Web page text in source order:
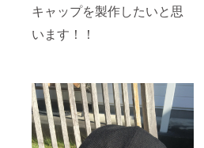
キャップを製作したいと思
います！！